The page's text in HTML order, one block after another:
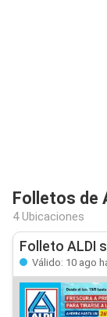
Folletos de
4 Ubicaciones
Folleto ALDI
Válido: 10 ago